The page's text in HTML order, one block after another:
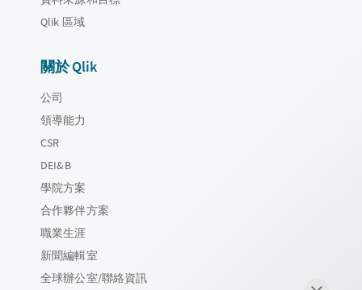
Qlik 區域
關於 Qlik
公司
領導能力
CSR
DEI&B
學院方案
合作夥伴方案
職業生涯
新聞編輯室
全球辦公室/聯絡資訊